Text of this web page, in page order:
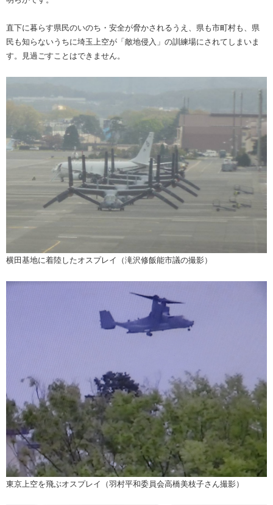
直下に暮らす県民のいのち・安全が脅かされるうえ、県も市町村も、県
民も知らないうちに埼玉上空が「敵地侵入」の訓練場にされてしまいま
す。見過ごすことはできません。
横田基地に着陸したオスプレイ（滝沢修飯能市議の撮影）
東京上空を飛ぶオスプレイ（羽村平和委員会高橋美枝子さん撮影）